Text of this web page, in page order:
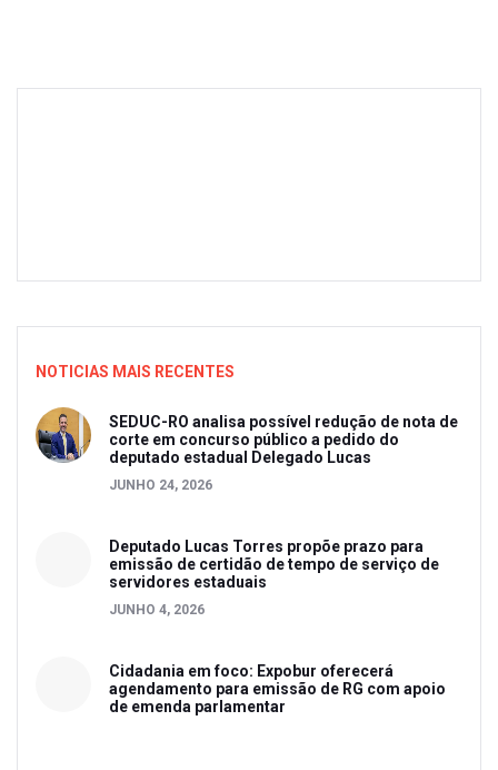
NOTICIAS MAIS RECENTES
SEDUC-RO analisa possível redução de nota de
corte em concurso público a pedido do
deputado estadual Delegado Lucas
JUNHO 24, 2026
Deputado Lucas Torres propõe prazo para
emissão de certidão de tempo de serviço de
servidores estaduais
JUNHO 4, 2026
Cidadania em foco: Expobur oferecerá
agendamento para emissão de RG com apoio
de emenda parlamentar